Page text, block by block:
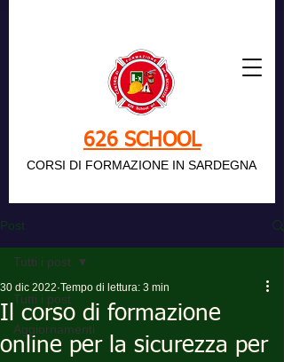
626 SCHOOL
CORSI DI FORMAZIONE IN SARDEGNA
Post
Tutti i post
Aggiornamenti
Tutti i post
Il corso di formazione
online per la sicurezza per
30 dic 2022 Tempo di lettura: 3 min